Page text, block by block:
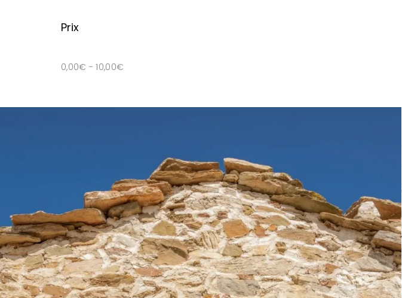
Prix
0,00€ -10,00€